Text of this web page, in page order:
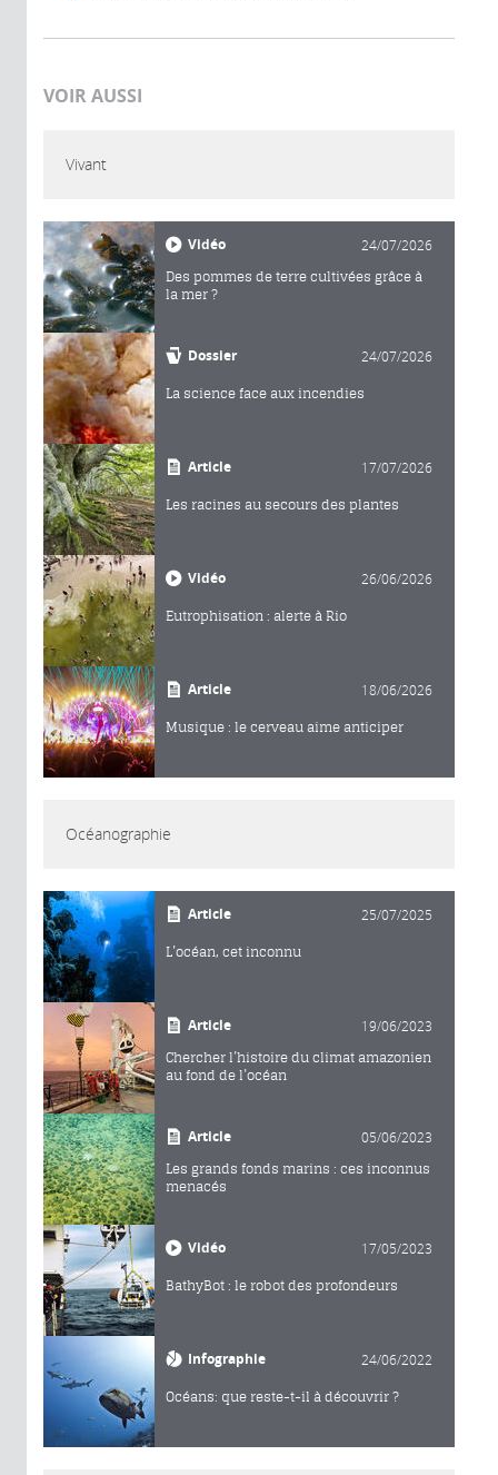
VOIR AUSSI
Vivant
Vidéo 24/07/2026
Des pommes de terre cultivées grâce à
la mer ?
Dossier 24/07/2026
La science face aux incendies
Article 17/07/2026
Les racines au secours des plantes
Vidéo 26/06/2026
Eutrophisation : alerte à Rio
Article 18/06/2026
Musique : le cerveau aime anticiper
Océanographie
Article 25/07/2025
L’océan, cet inconnu
Article 19/06/2023
Chercher l’histoire du climat amazonien
au fond de l’océan
Article 05/06/2023
Les grands fonds marins : ces inconnus
menacés
Vidéo 17/05/2023
BathyBot : le robot des profondeurs
Infographie 24/06/2022
Océans: que reste-t-il à découvrir ?